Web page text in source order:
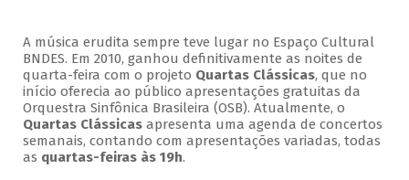
A música erudita sempre teve lugar no Espaço Cultural
BNDES. Em 2010, ganhou definitivamente as noites de
quarta-feira com o projeto Quartas Clássicas, que no
início oferecia ao público apresentações gratuitas da
Orquestra Sinfônica Brasileira (OSB). Atualmente, o
Quartas Clássicasapresenta uma agenda de concertos
semanais, contando com apresentações variadas, todas
as quartas-feiras às 19h.